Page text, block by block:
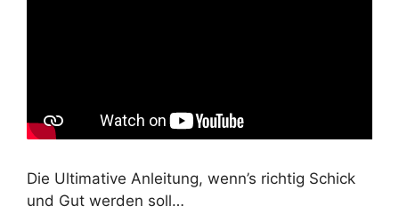
Die Ultimative Anleitung, wenn’s richtig Schick
und Gut werden soll…